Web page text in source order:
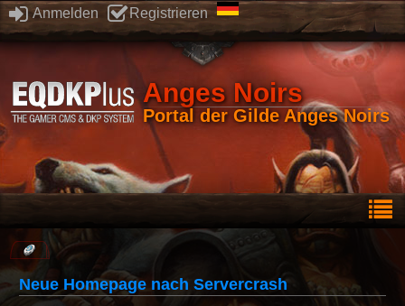
Anmelden Registrieren
Anges Noirs
Portal der Gilde Anges Noirs
Neue Homepage nach Servercrash